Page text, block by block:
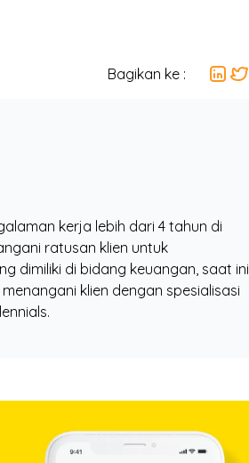
Bagikan ke :
kerja lebih dari 4 tahun di
ratusan klien untuk
dimiliki di bidang keuangan, saat ini
klien dengan spesialisasi